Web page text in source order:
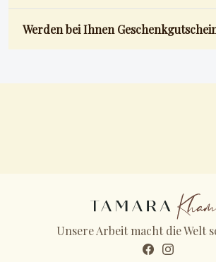
Werden bei Ihnen
Unsere Arbeit macht die Welt